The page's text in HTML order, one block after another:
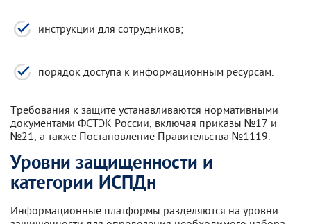
инструкции для сотрудников;
порядок доступа к информационным ресурсам.
Требования к защите устанавливаются нормативными
документами ФСТЭК России, включая приказы №17 и
№21, а также Постановление Правительства №1119.
Уровни защищенности и
категории ИСПДн
Информационные платформы разделяются на уровни